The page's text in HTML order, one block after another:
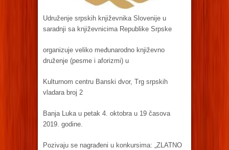
Udruženje srpskih književnika Slovenije u
saradnji sa književnicima Republike Srpske
organizuje veliko međunarodno književno
druženje (pesme i aforizmi) u
Kulturnom centru Banski dvor, Trg srpskih
vladara broj 2
Banja Luka u petak 4. oktobra u 19 časova
2019. godine.
Pozivaju se nagrađeni u konkursima: „ZLATNO